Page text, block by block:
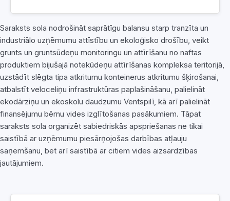
Saraksts sola nodrošināt saprātīgu balansu starp tranzīta un
industriālo uzņēmumu attīstību un ekoloģisko drošību, veikt
grunts un gruntsūdeņu monitoringu un attīrīšanu no naftas
produktiem bijušajā notekūdeņu attīrīšanas kompleksa teritorijā,
uzstādīt slēgta tipa atkritumu konteinerus atkritumu šķirošanai,
atbalstīt veloceliņu infrastruktūras paplašināšanu, palielināt
ekodārziņu un ekoskolu daudzumu Ventspilī, kā arī palielināt
finansējumu bērnu vides izglītošanas pasākumiem. Tāpat
saraksts sola organizēt sabiedriskās apspriešanas ne tikai
saistībā ar uzņēmumu piesārņojošas darbības atļauju
saņemšanu, bet arī saistībā ar citiem vides aizsardzības
jautājumiem.